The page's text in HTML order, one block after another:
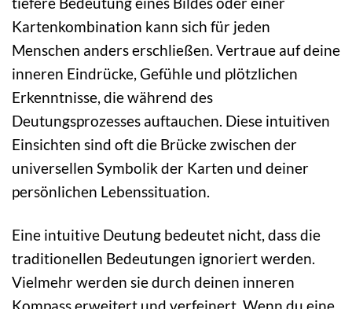
Kartenkombination kann sich für jeden
Menschen anders erschließen. Vertraue auf deine
inneren Eindrücke, Gefühle und plötzlichen
Erkenntnisse, die während des
Deutungsprozesses auftauchen. Diese intuitiven
Einsichten sind oft die Brücke zwischen der
universellen Symbolik der Karten und deiner
persönlichen Lebenssituation.
Eine intuitive Deutung bedeutet nicht, dass die
traditionellen Bedeutungen ignoriert werden.
Vielmehr werden sie durch deinen inneren
Kompass erweitert und verfeinert. Wenn du eine